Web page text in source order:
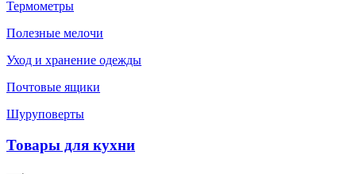
Термометры
Полезные мелочи
Уход и хранение одежды
Почтовые ящики
Шуруповерты
Товары для кухни